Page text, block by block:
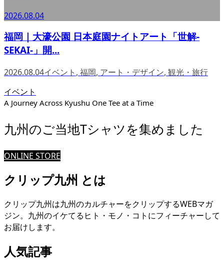
2026.08.04
福岡｜大濠公園 日本庭園ナイトアート「世解-
SEKAI-」開...
2026.08.04イベント , 福岡, アート・デザイン, 観光・旅行
イベント
A Journey Across Kyushu One Tee at a Time
九州のご当地Tシャツを集めました
ONLINE STORE
クリップ九州 とは
クリップ九州は九州のカルチャーをクリップするWEBマガ
ジン。九州のイケてるヒト・モノ・コトにフィーチャーして
お届けします。
人気記事